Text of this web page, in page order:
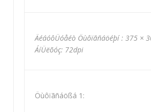
ÄéáóôÜóåéò Öùôïãñáöéþí : 375 ×
ÁíÜëõóç: 72dpi
Öùôïãñáößá 1: